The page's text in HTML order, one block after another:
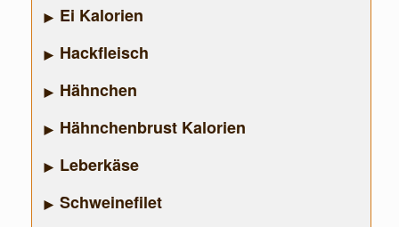
Ei Kalorien
Hackfleisch
Hähnchen
Hähnchenbrust Kalorien
Leberkäse
Schweinefilet